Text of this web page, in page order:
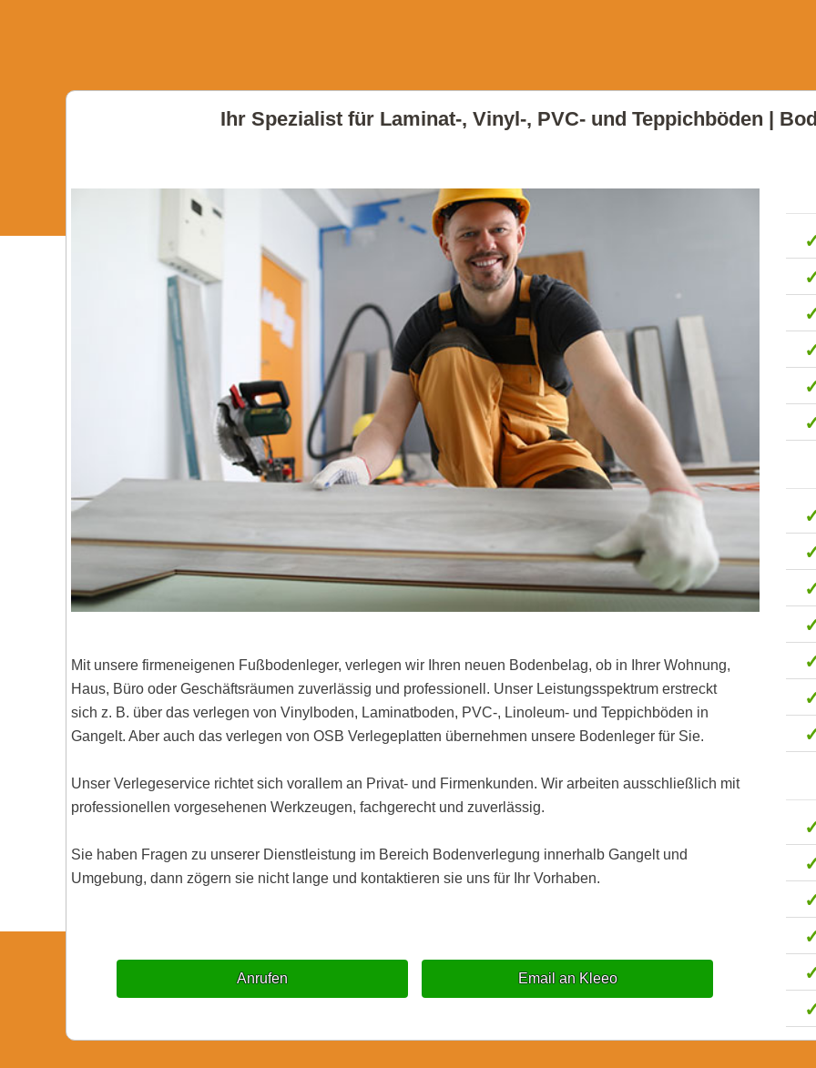
Ihr Spezialist für Laminat-, Vinyl-, PVC- und Teppichböden |
Mit unsere firmeneigenen Fußbodenleger, verlegen wir Ihren neuen Bodenbelag, ob in Ihrer Wohnung,
Haus, Büro oder Geschäftsräumen zuverlässig und professionell. Unser Leistungsspektrum erstreckt
sich z. B. über das verlegen von Vinylboden, Laminatboden, PVC-, Linoleum- und Teppichböden in
Gangelt. Aber auch das verlegen von OSB Verlegeplatten übernehmen unsere Bodenleger für Sie.
Unser Verlegeservice richtet sich vorallem an Privat- und Firmenkunden. Wir arbeiten ausschließlich mit
professionellen vorgesehenen Werkzeugen, fachgerecht und zuverlässig.
Sie haben Fragen zu unserer Dienstleistung im Bereich Bodenverlegung innerhalb Gangelt und
Umgebung, dann zögern sie nicht lange und kontaktieren sie uns für Ihr Vorhaben.
Anrufen Email an Kleeo